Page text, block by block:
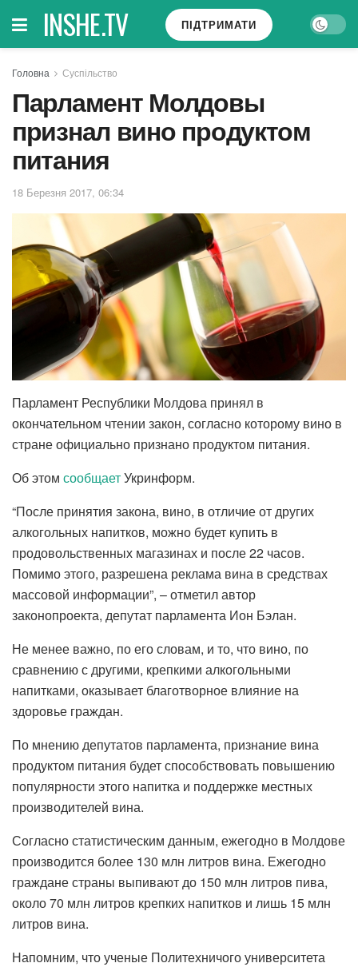
INSHE.TV ПІДТРИМАТИ
Головна Суспільство
Парламент Молдовы
признал вино продуктом
питания
18 Березня 2017, 06:34
Парламент Республики Молдова принял в
окончательном чтении закон, согласно которому вино в
стране официально признано продуктом питания.
Об этом сообщаетУкринформ.
“После принятия закона, вино, в отличие от других
алкогольных напитков, можно будет купить в
продовольственных магазинах и после 22 часов.
Помимо этого, разрешена реклама вина в средствах
массовой информации”, – отметил автор
законопроекта, депутат парламента Ион Бэлан.
Не менее важно, по его словам, и то, что вино, по
сравнению с другими, крепкими алкогольными
напитками, оказывает благотворное влияние на
здоровье граждан.
По мнению депутатов парламента, признание вина
продуктом питания будет способствовать повышению
популярности этого напитка и поддержке местных
производителей вина.
Согласно статистическим данным, ежегодно в Молдове
производится более 130 млн литров вина. Ежегодно
граждане страны выпивают до 150 млн литров пива,
около 70 млн литров крепких напитков и лишь 15 млн
литров вина.
Напомним, что ученые Политехничого университета